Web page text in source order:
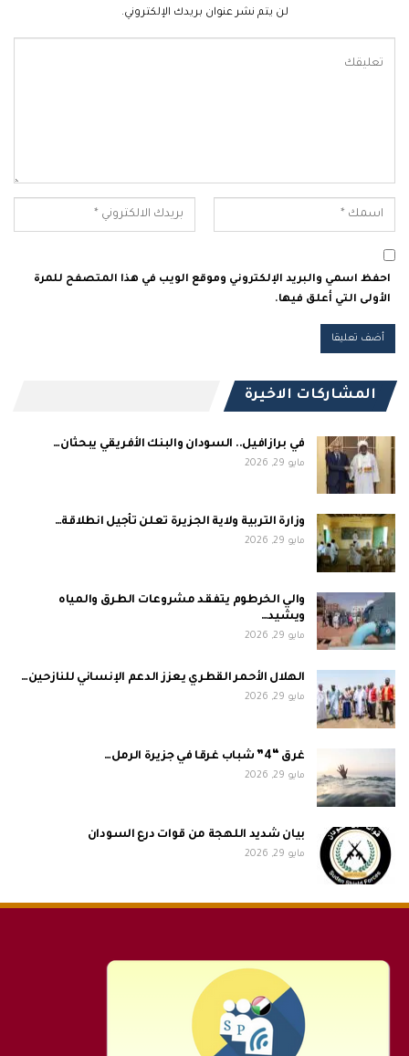
لن يتم نشر عنوان بريدك الإلكتروني.
احفظ اسمي والبريد الإلكتروني وموقع الويب في هذا المتصفح للمرة
الأولى التي أعلق فيها.
المشاركات الاخيرة
في برازافيل.. السودان والبنك الأفريقي يبحثان…
مايو 29, 2026
وزارة التربية ولاية الجزيرة تعلن تأجيل انطلاقة…
مايو 29, 2026
والي الخرطوم يتفقد مشروعات الطرق والمياه
ويشيد…
مايو 29, 2026
الهلال الأحمر القطري يعزز الدعم الإنساني للنازحين…
مايو 29, 2026
غرق “4” شباب غرقا في جزيرة الرمل…
مايو 29, 2026
بيان شديد اللهجة من قوات درع السودان
مايو 29, 2026